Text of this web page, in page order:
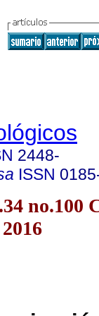
2448-
ISSN
no.100